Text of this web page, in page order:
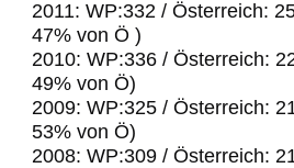
2011: WP:332 / Österreich:
47% von Ö )
2010: WP:336 / Österreich:
49% von Ö)
2009: WP:325 / Österreich:
53% von Ö)
2008: WP:309 / Österreich: